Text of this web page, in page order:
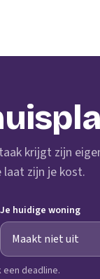
Opslagruimte
Klusjesman
Loodgieter
Slotenmaker
krijgt zijn
zijn je kost.
Je huidige woning
deadline.